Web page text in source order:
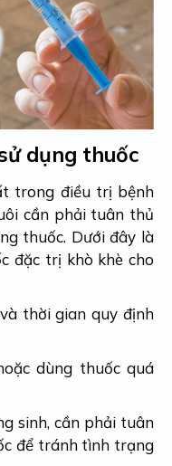
dụng thuốc
trong điều trị bệnh
cần phải tuân thủ
thuốc. Dưới đây là
đặc trị khò khè cho
thời gian quy định
dùng thuốc quá
sinh, cần phải tuân
để tránh tình trạng